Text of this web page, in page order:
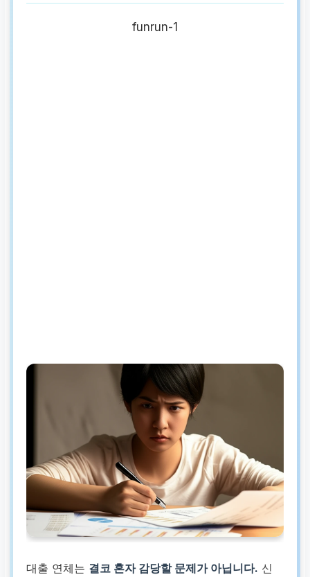
funrun-1
대출 연체는 결코 혼자 감당할 문제가 아닙니다. 신